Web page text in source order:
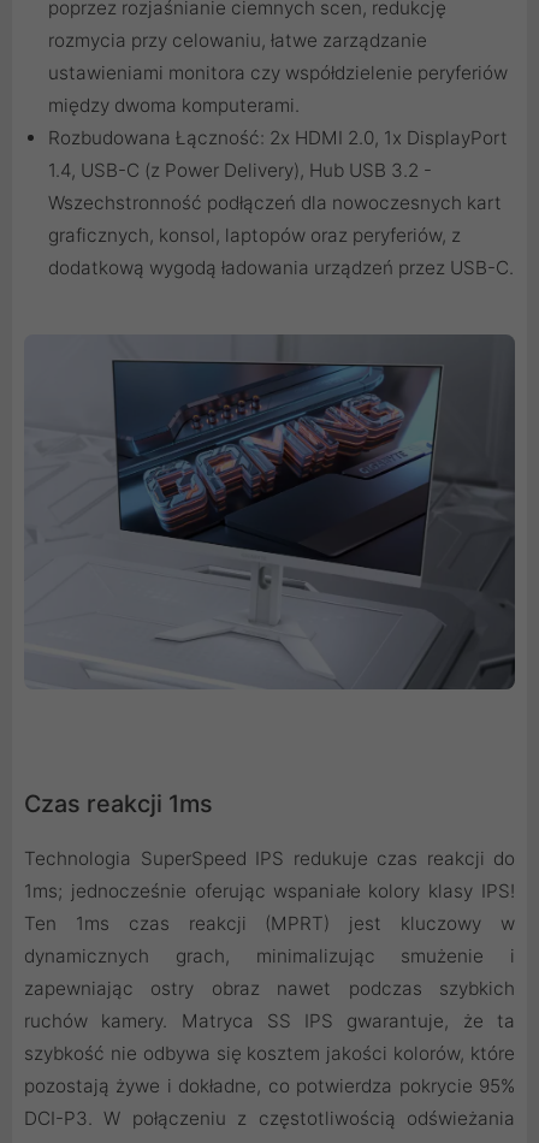
poprzez rozjaśnianie ciemnych scen, redukcję
rozmycia przy celowaniu, łatwe zarządzanie
ustawieniami monitora czy współdzielenie peryferiów
między dwoma komputerami.
Rozbudowana Łączność: 2x HDMI 2.0, 1x DisplayPort
1.4, USB-C (z Power Delivery), Hub USB 3.2 -
Wszechstronność podłączeń dla nowoczesnych kart
graficznych, konsol, laptopów oraz peryferiów, z
dodatkową wygodą ładowania urządzeń przez USB-C.
Czas reakcji 1ms
Technologia SuperSpeed IPS redukuje czas reakcji do
1ms; jednocześnie oferując wspaniałe kolory klasy IPS!
Ten 1ms czas reakcji (MPRT) jest kluczowy w
dynamicznych grach, minimalizując smużenie i
zapewniając ostry obraz nawet podczas szybkich
ruchów kamery. Matryca SS IPS gwarantuje, że ta
szybkość nie odbywa się kosztem jakości kolorów, które
pozostają żywe i dokładne, co potwierdza pokrycie 95%
DCI-P3. W połączeniu z częstotliwością odświeżania